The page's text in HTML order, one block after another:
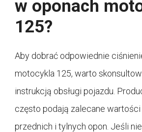
w oponach
125?
Aby dobrać odpowiednie
motocykla 125, warto
instrukcją obsługi pojazdu.
często podają zalecane wartości
przednich i tylnych opon. Jeśli